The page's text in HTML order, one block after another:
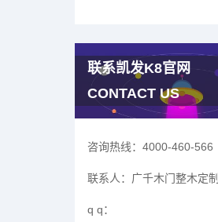
联系凯发K8官网
CONTACT US
咨询热线： 4000-460-566
联系人： 广千木门整木定制
q q：